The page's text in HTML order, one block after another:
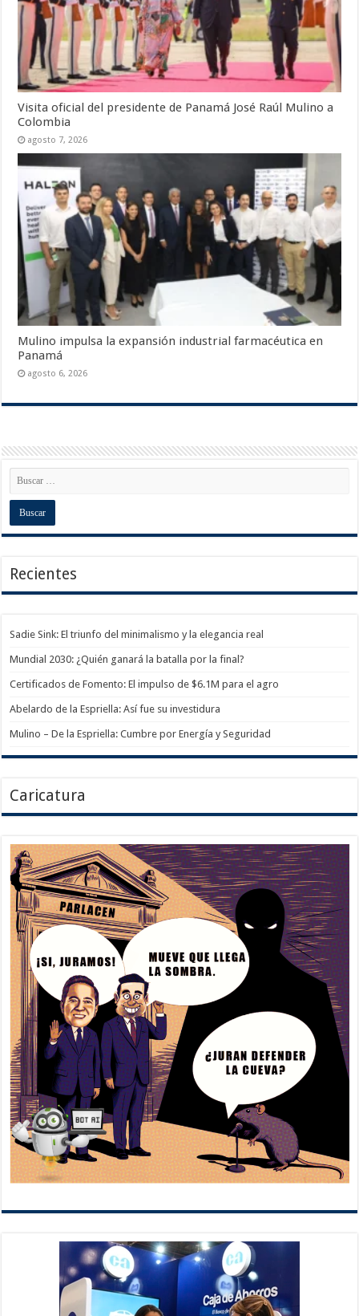
Visita oficial del presidente de Panamá José Raúl Mulino a
Colombia
agosto 7, 2026
Mulino impulsa la expansión industrial farmacéutica en
Panamá
agosto 6, 2026
Recientes
Sadie Sink: El triunfo del minimalismo y la elegancia real
Mundial 2030: ¿Quién ganará la batalla por la final?
Certificados de Fomento: El impulso de $6.1M para el agro
Abelardo de la Espriella: Así fue su investidura
Mulino – De la Espriella: Cumbre por Energía y Seguridad
Caricatura